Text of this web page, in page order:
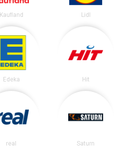
Kaufland Lidl
Edeka Hit
real Saturn